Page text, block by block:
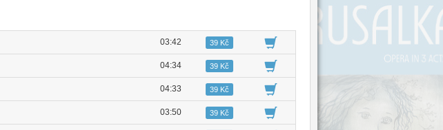
03:42 39 Kč
04:34 39 Kč
04:33 39 Kč
03:50 39 Kč